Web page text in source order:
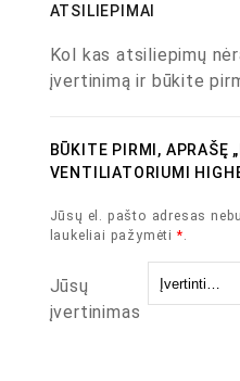
ATSILIEPIMAI
Kol kas atsiliepimų
įvertinimą ir būkite
BŪKITE PIRMI, APRAŠĘ
VENTILIATORIUMI
Jūsų el. pašto adresas
laukeliai pažymėti *.
Jūsų
įvertinimas